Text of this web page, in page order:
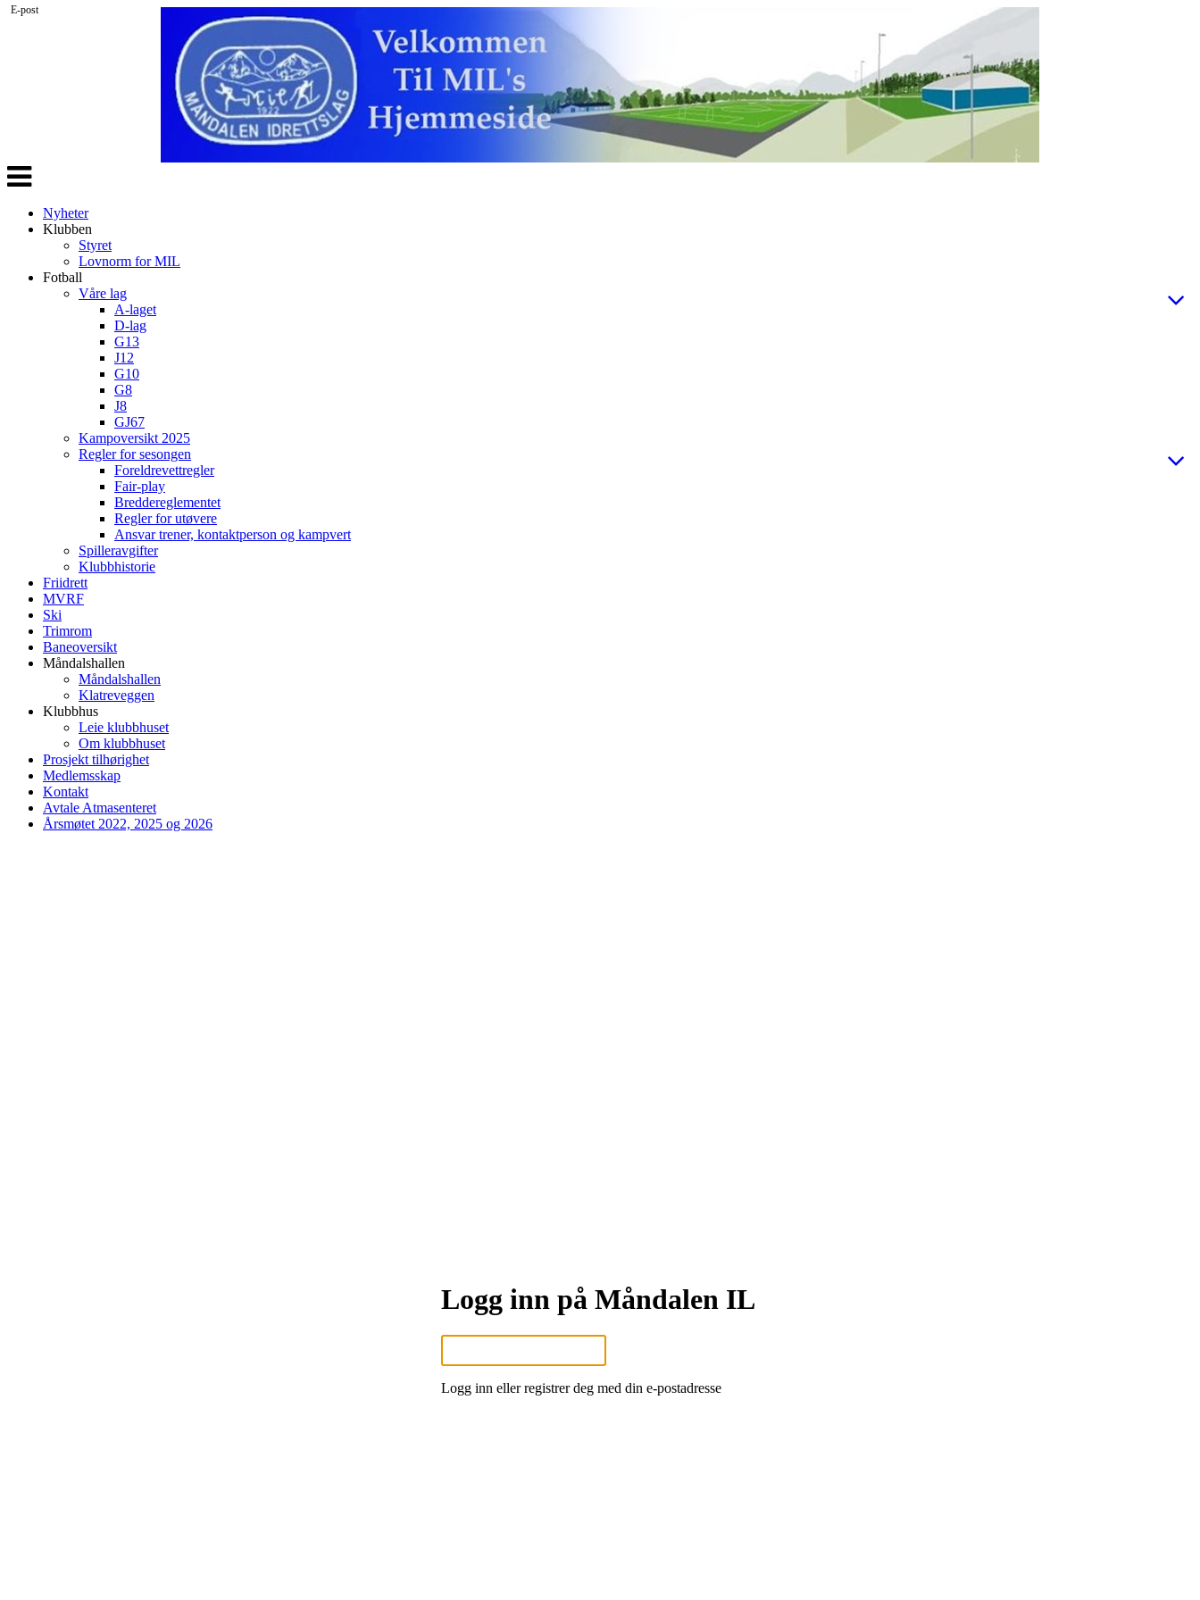
Veksle
navigasjon
Nyheter
Klubben
Styret
Lovnorm for MIL
Fotball
Våre lag
A-laget
D-lag
G13
J12
G10
G8
J8
GJ67
Kampoversikt 2025
Regler for sesongen
Foreldrevettregler
Fair-play
Breddereglementet
Regler for utøvere
Ansvar trener, kontaktperson og kampvert
Spilleravgifter
Klubbhistorie
Friidrett
MVRF
Ski
Trimrom
Baneoversikt
Måndalshallen
Måndalshallen
Klatreveggen
Klubbhus
Leie klubbhuset
Om klubbhuset
Prosjekt tilhørighet
Medlemsskap
Kontakt
Avtale Atmasenteret
Årsmøtet 2022, 2025 og 2026
Logg inn på Måndalen IL
E-post
Logg inn eller registrer deg med din e-postadresse